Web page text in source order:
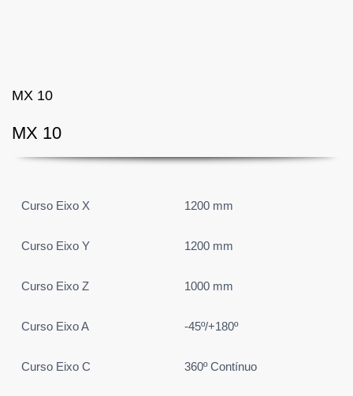
MX 10
MX 10
Curso Eixo X 1200 mm
Curso Eixo Y 1200 mm
Curso Eixo Z 1000 mm
Curso Eixo A -45º/+180º
Curso Eixo C 360º Contínuo